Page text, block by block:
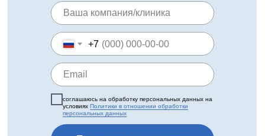
+7
соглашаюсь на обработку персональных данных на
условиях Политики в отношении обработки
персональных данных